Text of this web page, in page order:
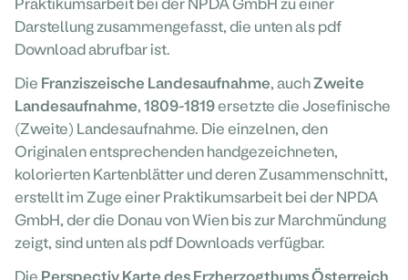
Darstellung zusammengefasst, die unten als pdf
Download abrufbar ist.
Die Franziszeische Landesaufnahme, auchZweite
Landesaufnahme, 1809-1819ersetzte die Josefinische
(Zweite) Landesaufnahme. Die einzelnen, den
Originalen entsprechenden handgezeichneten,
kolorierten Kartenblätter und deren Zusammenschnitt,
erstellt im Zuge einer Praktikumsarbeit bei der NPDA
GmbH, der die Donau von Wien bis zur Marchmündung
zeigt, sind unten als pdf Downloads verfügbar.
Die Perspectiv Karte des Erzherzogthums Österreich